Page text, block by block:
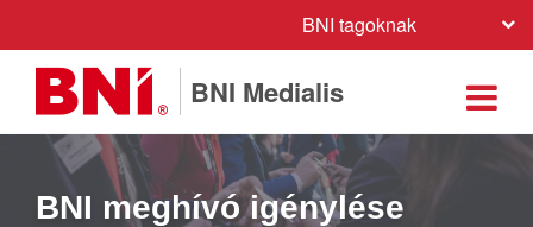
BNI tagoknak
BNI Medialis
BNI meghívó igénylése